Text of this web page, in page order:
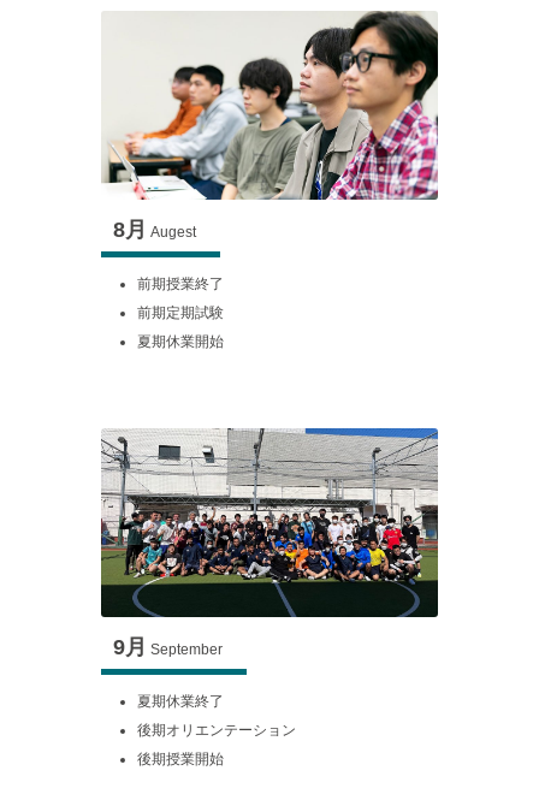
8月 Augest
前期授業終了
前期定期試験
夏期休業開始
9月 September
夏期休業終了
後期オリエンテーション
後期授業開始